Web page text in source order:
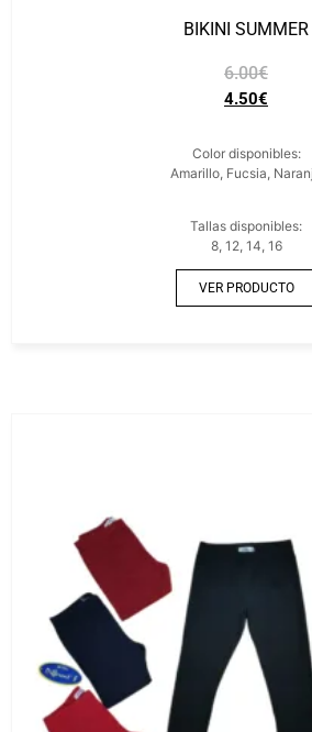
BIKINI SUMMER
6.00€
4.50€
Color disponibles:
Amarillo, Fucsia,
Tallas disponibles:
8, 12, 14, 16
VER PRODUCTO